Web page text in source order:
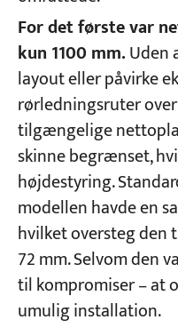
For det første var
kun 1100 mm.Uden
layout eller påvirke
rørledningsruter
tilgængelige
skinne begrænset,
højdestyring.
modellen havde en
hvilket oversteg
72 mm. Selvom den
til kompromiser – at
umulig installation.